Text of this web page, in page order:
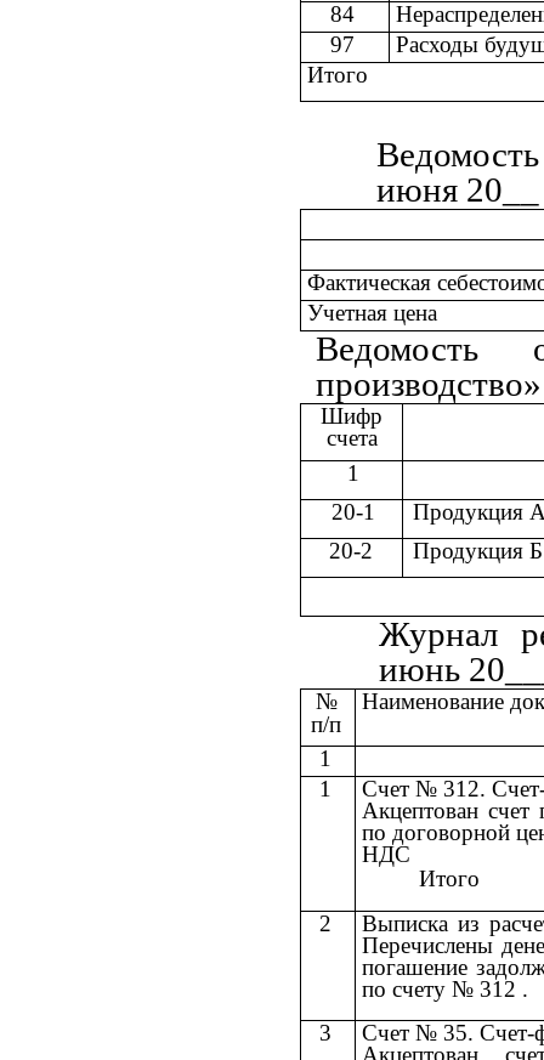
84
97
Расходы
Итого
июня
Фактическая
Учетная цена
Ведомость
Шифр
счета
1
20-1
Продукция
20-2
Продукция Б
Журнал
июнь
№
п/п
Наименование
1
1
Счет № 312.
Акцептован счет
по договорной
НДС
Итого
2
Выписка из
Перечислены
погашение
по счету № 312 .
3
Счет № 35. Счет-
Акцептован